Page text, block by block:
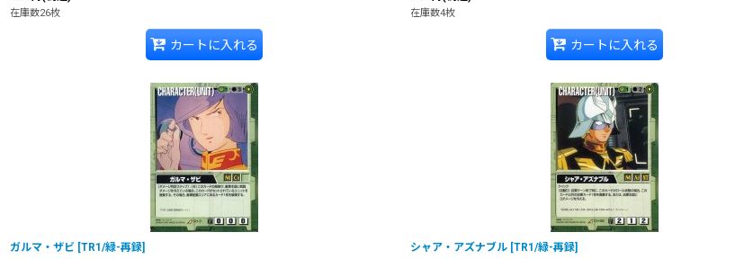
在庫数26枚
カートに入れる
在庫数4枚
カートに入れる
ガルマ・ザビ [TR1/緑-再録] シャア・アズナブル [TR1/緑-再録]